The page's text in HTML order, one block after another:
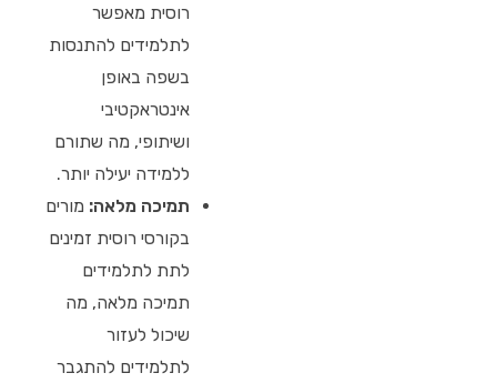
רוסית מאפשר
לתלמידים להתנסות
בשפה באופן
אינטראקטיבי
ושיתופי, מה שתורם
ללמידה יעילה יותר.
תמיכה מלאה: מורים
בקורסי רוסית זמינים
לתת לתלמידים
תמיכה מלאה, מה
שיכול לעזור
לתלמידים להתגבר